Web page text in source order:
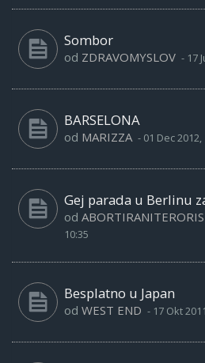
Sombor
od ZDRAVOMYSLOV - 17
BARSELONA
od MARIZZA - 01 Dec 2012,
Gej parada u Berlinu
od
10:35
Besplatno u Japan
od WEST END - 17 Okt